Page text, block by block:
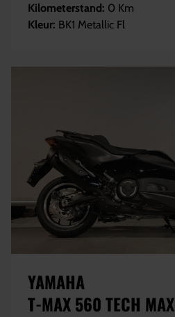
Kilometerstand: 0 Km
Kleur: BK1 Metallic Fl
YAMAHA
T-MAX 560 TECH MAX